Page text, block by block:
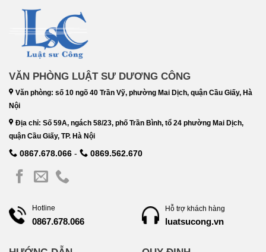
VĂN PHÒNG LUẬT SƯ DƯƠNG CÔNG
Văn phòng: số 10 ngõ 40 Trần Vỹ, phường Mai Dịch, quận Cầu Giấy, Hà
Nội
Địa chỉ: Số 59A, ngách 58/23, phố Trần Bình, tổ 24 phường Mai Dịch,
quận Cầu Giấy, TP. Hà Nội
0867.678.066 - 0869.562.670
Hotline
0867.678.066
Hỗ trợ khách hàng
luatsucong.vn